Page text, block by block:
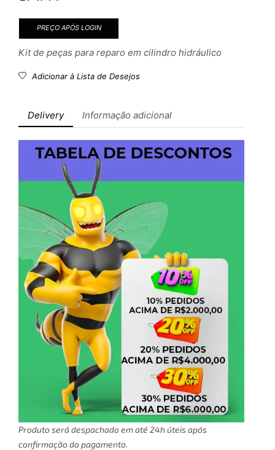
PREÇO APÓS LOGIN
Kit de peças para reparo em cilindro hidráulico
Adicionar à Lista de Desejos
Delivery Informação adicional
Produto será despachado em até 24h úteis após
confirmação do pagamento.